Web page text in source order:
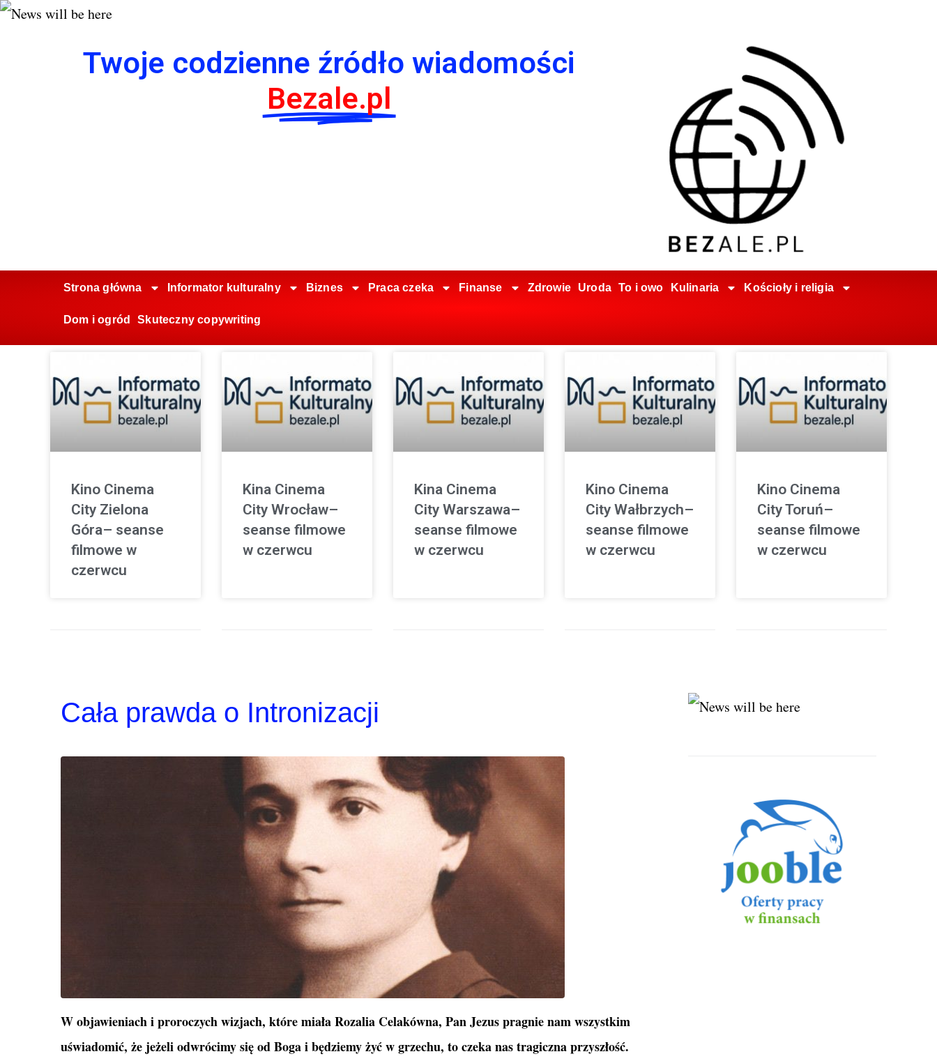
Twoje codzienne źródło wiadomości
Bezale.pl
Strona główna Informator kulturalny Biznes Praca czeka Finanse Zdrowie Uroda To i owo Kulinaria Kościoły i religia
Dom i ogród Skuteczny copywriting
Kino Cinema
City Zielona
Góra– seanse
filmowe w
czerwcu
Kina Cinema
City Wrocław–
seanse filmowe
w czerwcu
Kina Cinema
City Warszawa–
seanse filmowe
w czerwcu
Kino Cinema
City Wałbrzych–
seanse filmowe
w czerwcu
Kino Cinema
City Toruń–
seanse filmowe
w czerwcu
Cała prawda o Intronizacji
W objawieniach i proroczych wizjach, które miała Rozalia Celakówna, Pan Jezus pragnie nam wszystkim
uświadomić, że jeżeli odwrócimy się od Boga i będziemy żyć w grzechu, to czeka nas tragiczna przyszłość.